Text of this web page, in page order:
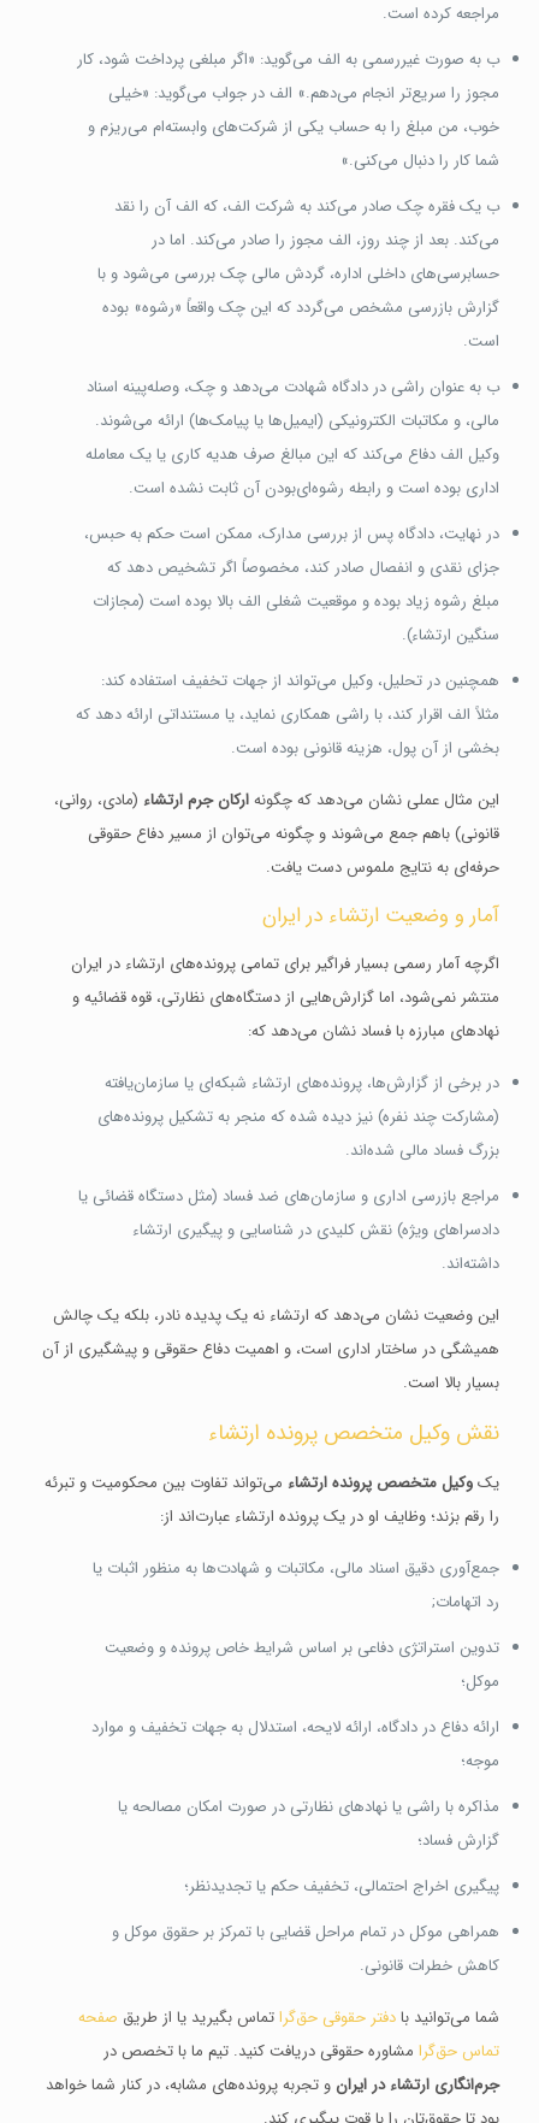
مراجعه کرده است.
ب به صورت غیررسمی به الف می‌گوید: «اگر مبلغی پرداخت شود، کار
مجوز را سریع‌تر انجام می‌دهم.» الف در جواب می‌گوید: «خیلی
خوب، من مبلغ را به حساب یکی از شرکت‌های وابسته‌ام می‌ریزم و
شما کار را دنبال می‌کنی.»
ب یک فقره چک صادر می‌کند به شرکت الف، که الف آن را نقد
می‌کند. بعد از چند روز، الف مجوز را صادر می‌کند. اما در
حسابرسی‌های داخلی اداره، گردش مالی چک بررسی می‌شود و با
گزارش بازرسی مشخص می‌گردد که این چک واقعاً «رشوه» بوده
است.
ب به عنوان راشی در دادگاه شهادت می‌دهد و چک، وصله‌پینه اسناد
مالی، و مکاتبات الکترونیکی (ایمیل‌ها یا پیامک‌ها) ارائه می‌شوند.
وکیل الف دفاع می‌کند که این مبالغ صرف هدیه کاری یا یک معامله
اداری بوده است و رابطه رشوه‌ای‌بودن آن ثابت نشده است.
در نهایت، دادگاه پس از بررسی مدارک، ممکن است حکم به حبس،
جزای نقدی و انفصال صادر کند، مخصوصاً اگر تشخیص دهد که
مبلغ رشوه زیاد بوده و موقعیت شغلی الف بالا بوده است (مجازات
سنگین ارتشاء).
همچنین در تحلیل، وکیل می‌تواند از جهات تخفیف استفاده کند:
مثلاً الف اقرار کند، با راشی همکاری نماید، یا مستنداتی ارائه دهد که
بخشی از آن پول، هزینه قانونی بوده است.
این مثال عملی نشان می‌دهد که چگونهارکان جرم ارتشاء (مادی، روانی،
قانونی) باهم جمع می‌شوند و چگونه می‌توان از مسیر دفاع حقوقی
حرفه‌ای به نتایج ملموس دست یافت.
آمار و وضعیت ارتشاء در ایران
اگرچه آمار رسمی بسیار فراگیر برای تمامی پرونده‌های ارتشاء در ایران
منتشر نمی‌شود، اما گزارش‌هایی از دستگاه‌های نظارتی، قوه قضائیه و
نهادهای مبارزه با فساد نشان می‌دهد که:
در برخی از گزارش‌ها، پرونده‌های ارتشاء شبکه‌ای یا سازمان‌یافته
(مشارکت چند نفره) نیز دیده شده که منجر به تشکیل پرونده‌های
بزرگ فساد مالی شده‌اند.
مراجع بازرسی اداری و سازمان‌های ضد فساد (مثل دستگاه قضائی یا
دادسراهای ویژه) نقش کلیدی در شناسایی و پیگیری ارتشاء
داشته‌اند.
این وضعیت نشان می‌دهد که ارتشاء نه یک پدیده نادر، بلکه یک چالش
همیشگی در ساختار اداری است، و اهمیت دفاع حقوقی و پیشگیری از آن
بسیار بالا است.
نقش وکیل متخصص پرونده ارتشاء
یکوکیل متخصص پرونده ارتشاء می‌تواند تفاوت بین محکومیت و تبرئه
را رقم بزند؛ وظایف او در یک پرونده ارتشاء عبارت‌اند از:
جمع‌آوری دقیق اسناد مالی، مکاتبات و شهادت‌ها به منظور اثبات یا
رد اتهامات;
تدوین استراتژی دفاعی بر اساس شرایط خاص پرونده و وضعیت
موکل؛
ارائه دفاع در دادگاه، ارائه لایحه، استدلال به جهات تخفیف و موارد
موجه؛
مذاکره با راشی یا نهادهای نظارتی در صورت امکان مصالحه یا
گزارش فساد؛
پیگیری اخراج احتمالی، تخفیف حکم یا تجدیدنظر؛
همراهی موکل در تمام مراحل قضایی با تمرکز بر حقوق موکل و
کاهش خطرات قانونی.
شما می‌توانید بادفتر حقوقی حق‌گراتماس بگیرید یا از طریق صفحه
تماس حق‌گرا مشاوره حقوقی دریافت کنید. تیم ما با تخصص در
جرم‌انگاری ارتشاء در ایران و تجربه پرونده‌های مشابه، در کنار شما خواهد